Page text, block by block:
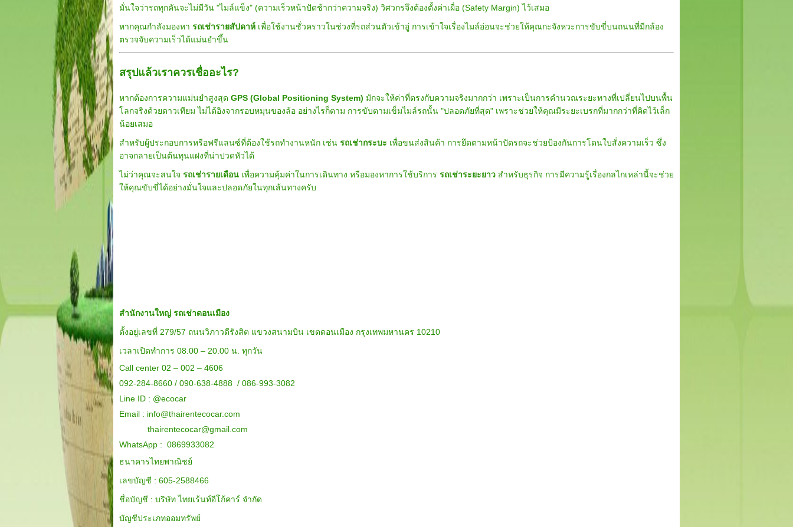
มั่นใจว่ารถทุกคันจะไม่มีวัน "ไมล์แข็ง" (ความเร็วหน้าปัดช้ากว่าความจริง) วิศวกรจึงต้องตั้งค่าเผื่อ (Safety Margin) ไว้เสมอ
หากคุณกำลังมองหารถเช่ารายสัปดาห์ เพื่อใช้งานชั่วคราวในช่วงที่รถส่วนตัวเข้าอู่ การเข้าใจเรื่องไมล์อ่อนจะช่วยให้คุณกะจังหวะการขับขี่บนถนนที่มีกล้อง
ตรวจจับความเร็วได้แม่นยำขึ้น
สรุปแล้วเราควรเชื่ออะไร?
หากต้องการความแม่นยำสูงสุดGPS (Global Positioning System) มักจะให้ค่าที่ตรงกับความจริงมากกว่า เพราะเป็นการคำนวณระยะทางที่เปลี่ยนไปบนพื้น
โลกจริงด้วยดาวเทียม ไม่ได้อิงจากรอบหมุนของล้อ อย่างไรก็ตาม การขับตามเข็มไมล์รถนั้น "ปลอดภัยที่สุด" เพราะช่วยให้คุณมีระยะเบรกที่มากกว่าที่คิดไว้เล็ก
น้อยเสมอ
สำหรับผู้ประกอบการหรือฟรีแลนซ์ที่ต้องใช้รถทำงานหนัก เช่นรถเช่ากระบะ เพื่อขนส่งสินค้า การยึดตามหน้าปัดรถจะช่วยป้องกันการโดนใบสั่งความเร็ว ซึ่ง
อาจกลายเป็นต้นทุนแฝงที่น่าปวดหัวได้
ไม่ว่าคุณจะสนใจรถเช่ารายเดือน เพื่อความคุ้มค่าในการเดินทาง หรือมองหาการใช้บริการรถเช่าระยะยาว สำหรับธุรกิจ การมีความรู้เรื่องกลไกเหล่านี้จะช่วย
ให้คุณขับขี่ได้อย่างมั่นใจและปลอดภัยในทุกเส้นทางครับ
สำนักงานใหญ่ รถเช่าดอนเมือง
ตั้งอยู่เลขที่ 279/57 ถนนวิภาวดีรังสิต แขวงสนามบิน เขตดอนเมือง กรุงเทพมหานคร 10210
เวลาเปิดทำการ 08.00 – 20.00 น. ทุกวัน
Call center 02 – 002 – 4606
092-284-8660 / 090-638-4888 / 086-993-3082
Line ID : @ecocar
Email : info@thairentecocar.com
thairentecocar@gmail.com
WhatsApp : 0869933082
ธนาคารไทยพาณิชย์
เลขบัญชี : 605-2588466
ชื่อบัญชี : บริษัท ไทยเร้นท์อีโก้คาร์ จำกัด
บัญชีประเภทออมทรัพย์